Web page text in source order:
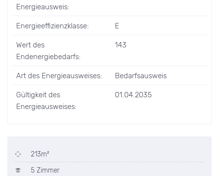
Energieausweis:
Energieeffizienzklasse: E
Wert des
Endenergiebedarfs:
143
Art des Energieausweises: Bedarfsausweis
Gültigkeit des
Energieausweises:
01.04.2035
213m²
5 Zimmer